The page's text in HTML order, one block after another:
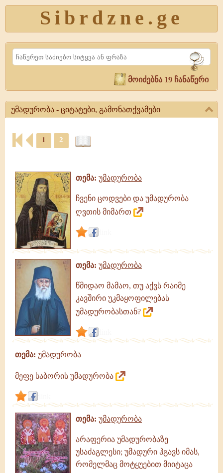
Sibrdzne.ge
Search
მოიძებნა 19 ჩანაწერი
უმადურობა - ციტატები, გამონათქვამები
ციტატები,
გამონათქვამები,
ციტატები
გამონათქვამები
1 2
თემა: უმადურობა
ჩვენი ცოდვები და უმადურობა
ღვთის მიმართ
თემა: უმადურობა
წმიდაო მამაო, თუ აქვს რაიმე
კავშირი უკმაყოფილებას
უმადურობასთან?
თემა: უმადურობა
მეფე საბორის უმადურობა
თემა: უმადურობა
არაფერია უმადურობაზე
უსაძაგლესი; უმადური ჰგავს იმას,
რომელმაც მოტყუებით მიიტაცა